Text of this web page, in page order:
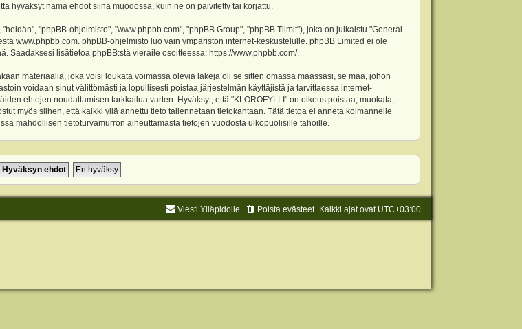
hyväksyt nämä ehdot siinä muodossa, kuin ne on päivitetty tai korjattu.
"phpBB-ohjelmisto", "www.phpbb.com", "phpBB Group", "phpBB Tiimit"), joka on julkaistu "General
www.phpbb.com. phpBB-ohjelmisto luo vain ympäristön internet-keskustelulle. phpBB Limited ei ole
Saadaksesi lisätietoa phpBB:stä vieraile osoitteessa: https://www.phpbb.com/.
materiaalia, joka voisi loukata voimassa olevia lakeja oli se sitten omassa maassasi, se maa, johon
voidaan sinut välittömästi ja lopullisesti poistaa järjestelmän käyttäjistä ja tarvittaessa internet-
ehtojen noudattamisen tarkkailua varten. Hyväksyt, että "KLOROFYLLI" on oikeus poistaa, muokata,
myös siihen, että kaikki yllä annettu tieto tallennetaan tietokantaan. Tätä tietoa ei anneta kolmannelle
mahdollisen tietoturvamurron aiheuttamasta tietojen vuodosta ulkopuolisille tahoille.
Kaikki ajat ovat UTC+03:00
Poista evästeet
Viesti Ylläpidolle